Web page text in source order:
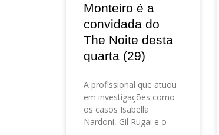
Monteiro é a
convidada do
The Noite desta
quarta (29)
A profissional que atuou
em investigações como
os casos Isabella
Nardoni, Gil Rugai e o